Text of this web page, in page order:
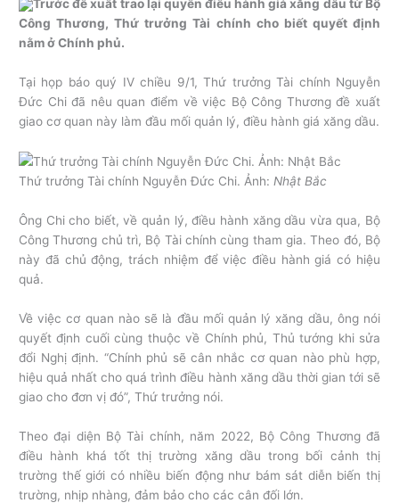
Trước đề xuất trao lại quyền điều hành giá xăng dầu từ Bộ
Công Thương, Thứ trưởng Tài chính cho biết quyết định
nằm ở Chính phủ.
Tại họp báo quý IV chiều 9/1, Thứ trưởng Tài chính Nguyễn
Đức Chi đã nêu quan điểm về việc Bộ Công Thương đề xuất
giao cơ quan này làm đầu mối quản lý, điều hành giá xăng dầu.
Thứ trưởng Tài chính Nguyễn Đức Chi. Ảnh: Nhật Bắc
Ông Chi cho biết, về quản lý, điều hành xăng dầu vừa qua, Bộ
Công Thương chủ trì, Bộ Tài chính cùng tham gia. Theo đó, Bộ
này đã chủ động, trách nhiệm để việc điều hành giá có hiệu
quả.
Về việc cơ quan nào sẽ là đầu mối quản lý xăng dầu, ông nói
quyết định cuối cùng thuộc về Chính phủ, Thủ tướng khi sửa
đổi Nghị định. “Chính phủ sẽ cân nhắc cơ quan nào phù hợp,
hiệu quả nhất cho quá trình điều hành xăng dầu thời gian tới sẽ
giao cho đơn vị đó”, Thứ trưởng nói.
Theo đại diện Bộ Tài chính, năm 2022, Bộ Công Thương đã
điều hành khá tốt thị trường xăng dầu trong bối cảnh thị
trường thế giới có nhiều biến động như bám sát diễn biến thị
trường, nhịp nhàng, đảm bảo cho các cân đối lớn.